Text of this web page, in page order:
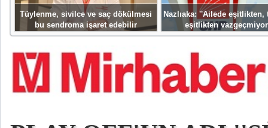
Tüylenme, sivilce ve saç dökülmesi
bu sendroma işaret edebilir
Nazlıaka: ''Ailede eşitlikten,
eşitlikten